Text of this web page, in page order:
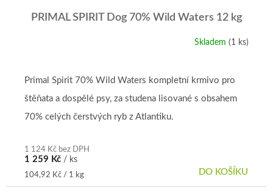
PRIMAL SPIRIT Dog 70% Wild Waters 12 kg
Skladem (1 ks)
1 124 Kč bez DPH
1 259 Kč / ks
Měrná
cena:
104,92 Kč / 1 kg DO KOŠÍKU
Primal Spirit 70% Wild Waters kompletní krmivo pro
štěňata a dospělé psy, za studena lisované s obsahem
70% celých čerstvých ryb z Atlantiku.